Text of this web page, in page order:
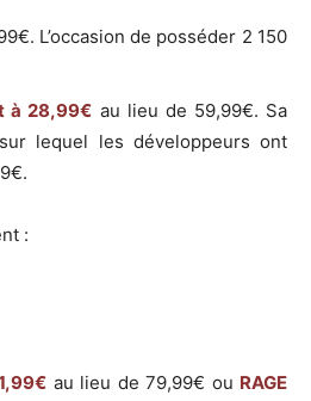
L’occasion de posséder 2 150
à 28,99€ au lieu de 59,99€. Sa
lequel les développeurs ont
:
au lieu de 79,99€ ou RAGE